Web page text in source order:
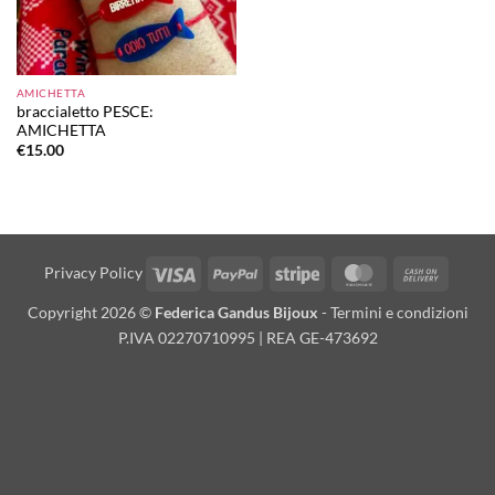
AMICHETTA
braccialetto PESCE:
AMICHETTA
€15.00
Privacy Policy Visa PayPal Stripe MasterCard
Copyright 2026 © Federica Gandus Bijoux - Termini e condizioni
P.IVA 02270710995 | REA GE-473692